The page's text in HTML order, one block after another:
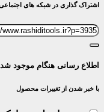
اشتراک گذاری در شبکه های
اطلاع رسانی هنگام موجود
با خبر شدن از تغییرات محصول